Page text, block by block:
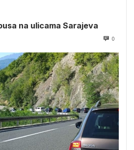
na ulicama Sarajeva
0